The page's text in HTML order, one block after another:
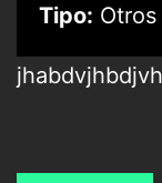
Tipo: Otros